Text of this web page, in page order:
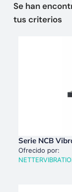
Se han
tus criterios
Serie NCB
Ofrecido por: